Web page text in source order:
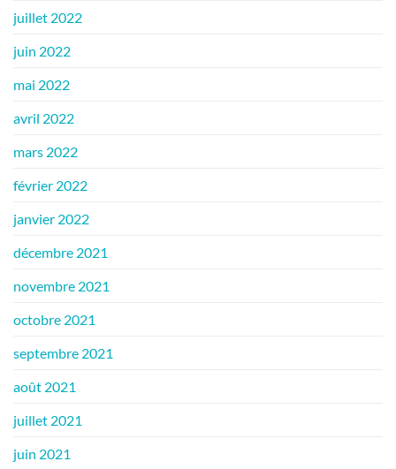
juillet 2022
juin 2022
mai 2022
avril 2022
mars 2022
février 2022
janvier 2022
décembre 2021
novembre 2021
octobre 2021
septembre 2021
août 2021
juillet 2021
juin 2021